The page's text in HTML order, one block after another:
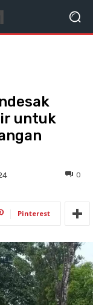
untuk
0
Pinterest